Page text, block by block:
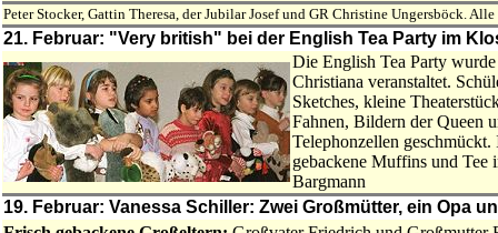
Peter Stocker, Gattin Theresa, der Jubilar Josef und GR Christine Ungersböck.
21. Februar: "Very british" bei der English Tea Party im
Die English Tea Party
Christiana veranstaltet.
Sketches, kleine
Fahnen, Bildern der Queen
Telephonzellen
gebackene Muffins und
Bargmann
19. Februar: Vanessa Schiller: Zwei Großmütter, ein Opa